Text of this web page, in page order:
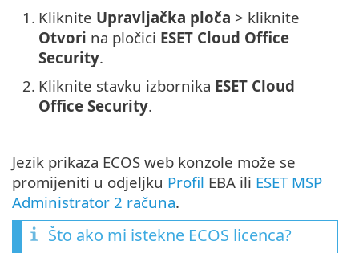
1. Kliknite Upravljačka ploča > kliknite
Otvori na pločici ESET Cloud Office
Security.
2. Kliknite stavku izbornika ESET Cloud
Office Security.
Jezik prikaza ECOS web konzole može se
promijeniti u odjeljku Profil EBA ili ESET MSP
Administrator 2 računa.
Što ako mi istekne ECOS licenca?